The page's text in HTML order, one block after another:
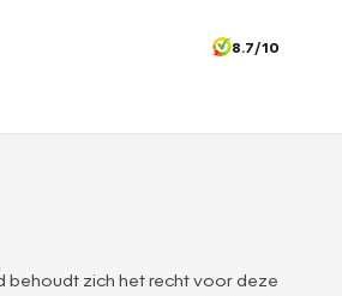
8.7/10
zich het recht voor deze